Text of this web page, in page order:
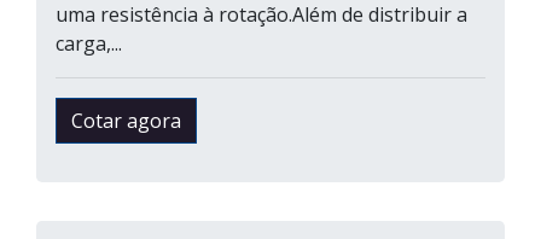
uma resistência à rotação.Além de distribuir a
carga,...
Cotar agora